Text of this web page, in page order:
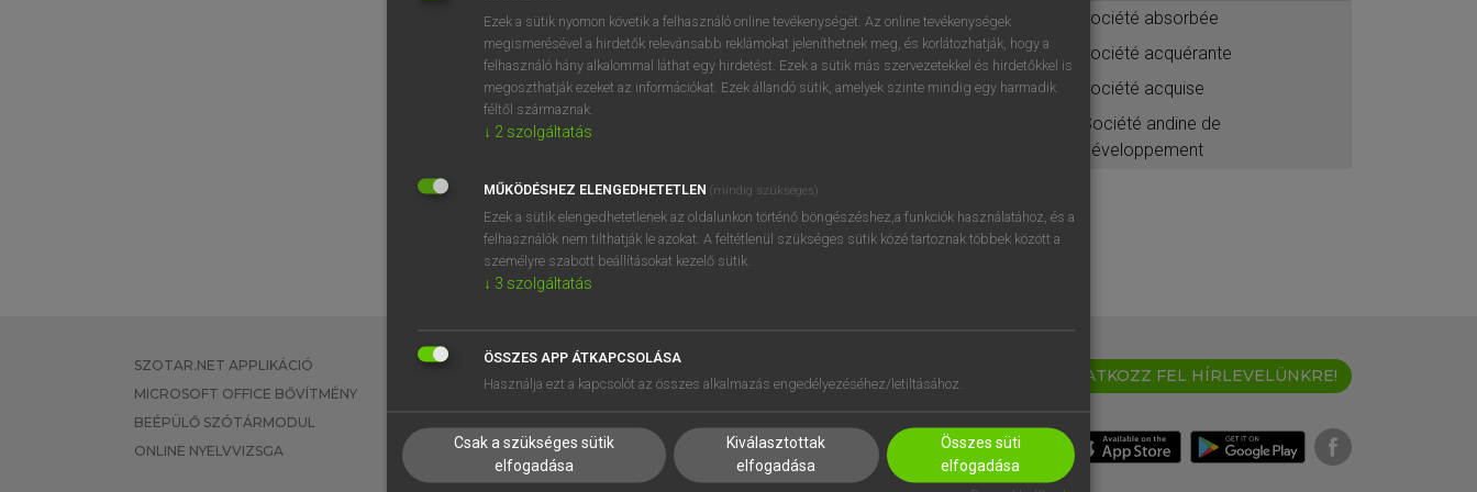
BELÉPÉS
regisztrálok ésbelépek.
REGISZTRÁCIÓ
société absorbée
société acquérante
société acquise
Société andine de
développement
SZOTAR.NET APPLIKÁCIÓ
MICROSOFT OFFICE BŐVÍTMÉNY
BEÉPÜLŐ SZÓTÁRMODUL
ONLINE NYELVVIZSGA
EGYÉNI FELHASZNÁLÓKNAK
TANULÓKNAK
VÁLLALATI MEGOLDÁSOK
SÚGÓ
RÓLUNK
SÜTI BEÁLLÍTÁSOK
IRATKOZZ FEL HÍRLEVELÜNKRE!
Ezek a sütik nyomon követik a felhasználó online tevékenységét. Az online tevékenységek
megismerésével a hirdetők relevánsabb reklámokat jeleníthetnek meg, és korlátozhatják, hogy a
felhasználó hány alkalommal láthat egy hirdetést. Ezek a sütik más szervezetekkel és hirdetőkkel is
megoszthatják ezeket az információkat. Ezek állandó sütik, amelyek szinte mindig egy harmadik
féltől származnak.
↓ 2 szolgáltatás
MŰKÖDÉSHEZ ELENGEDHETETLEN (mindig szükséges)
Ezek a sütik elengedhetetlenek az oldalunkon történő böngészéshez,a funkciók használatához, és a
felhasználók nem tilthatják le azokat. A feltétlenül szükséges sütik közé tartoznak többek között a
személyre szabott beállításokat kezelő sütik.
↓ 3 szolgáltatás
ÖSSZES APP ÁTKAPCSOLÁSA
Használja ezt a kapcsolót az összes alkalmazás engedélyezéséhez/letiltásához.
Csak a szükséges sütik
elfogadása
Kiválasztottak
elfogadása
Összes süti
elfogadása